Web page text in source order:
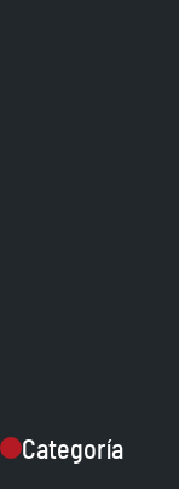
Categoría